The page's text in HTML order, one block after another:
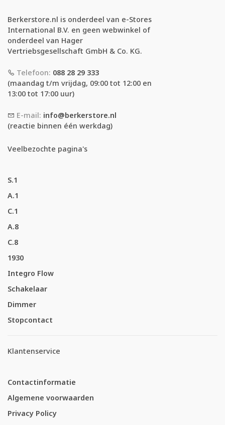
Berkerstore.nl is onderdeel van e-Stores
International B.V. en geen webwinkel of
onderdeel van Hager
Vertriebsgesellschaft GmbH & Co. KG.
Telefoon: 088 28 29 333
(maandag t/m vrijdag, 09:00 tot 12:00 en
13:00 tot 17:00 uur)
E-mail: info@berkerstore.nl
(reactie binnen één werkdag)
Veelbezochte pagina's
S.1
A.1
C.1
A.8
C.8
1930
Integro Flow
Schakelaar
Dimmer
Stopcontact
Klantenservice
Contactinformatie
Algemene voorwaarden
Privacy Policy